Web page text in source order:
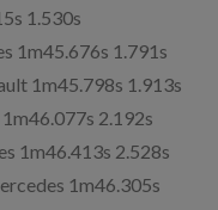
1.530s
1m45.676s 1.791s
1m45.798s 1.913s
2.192s
1m46.413s 2.528s
1m46.305s